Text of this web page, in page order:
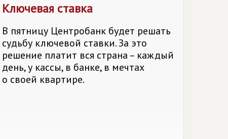
Ключевая ставка
В пятницу Центробанк будет решать
судьбу ключевой ставки. За это
решение платит вся страна – каждый
день, у кассы, в банке, в мечтах
о своей квартире.